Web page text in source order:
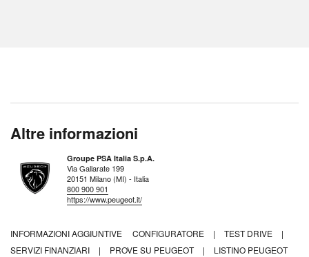
Altre informazioni
Groupe PSA Italia S.p.A.
Via Gallarate 199
20151 Milano (MI) - Italia
800 900 901
https://www.peugeot.it/
INFORMAZIONI AGGIUNTIVE CONFIGURATORE | TEST DRIVE
|
SERVIZI FINANZIARI
| PROVE SU PEUGEOT |
LISTINO PEUGEOT